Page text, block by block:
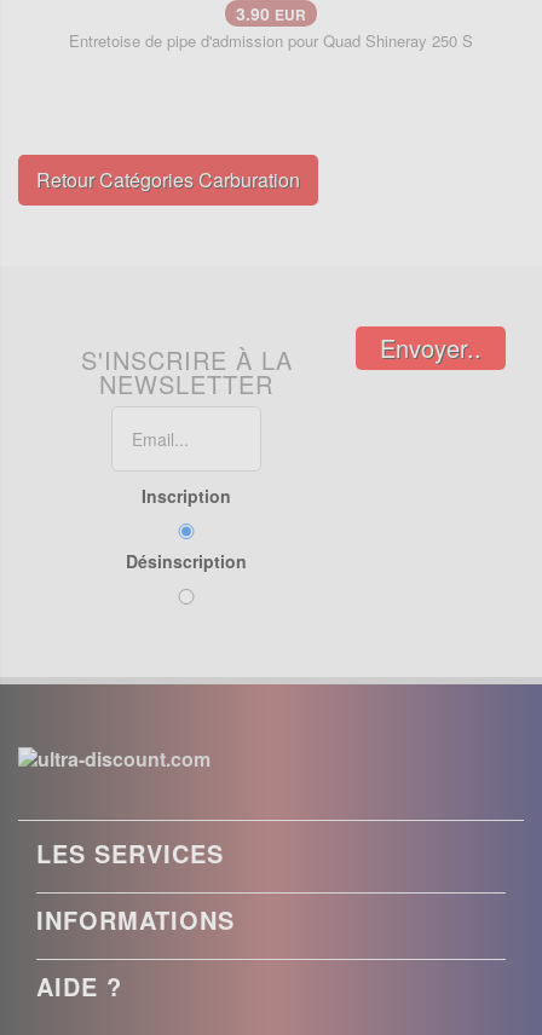
3.90 EUR
Entretoise de pipe d'admission pour Quad Shineray 250 S
Retour Catégories Carburation
S'INSCRIRE À LA
NEWSLETTER
Inscription
Désinscription
Envoyer..
LES SERVICES
INFORMATIONS
AIDE ?